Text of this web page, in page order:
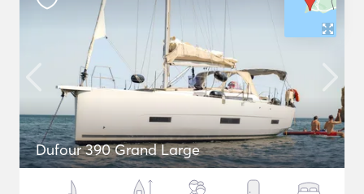
Dufour 390 Grand Large